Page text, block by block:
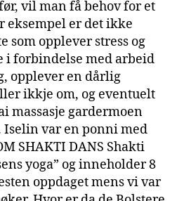
vil man få behov for et
eksempel er det ikke
som opplever stress og
i forbindelse med arbeid
opplever en dårlig
ikkje om, og eventuelt
massasje gardermoen
Iselin var en ponni med
SHAKTI DANS Shakti
yoga” og inneholder 8
oppdaget mens vi var